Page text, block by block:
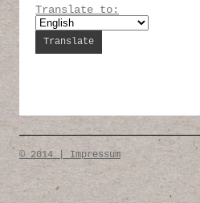
Translate to:
© 2014 | Impressum